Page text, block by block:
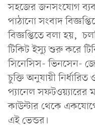
সহজের জনসংযোগ
পাঠানো সংবাদ
বিজ্ঞপ্তিতে বলা হয়,
টিকিট ইস্যু শুরু করে
সিনেসিস- ভিনসেন-
চুক্তি অনুযায়ী নির্ধারিত
প্যানেল সফটওয়্যারের
কাউন্টার থেকে
এই ভেন্ডর।